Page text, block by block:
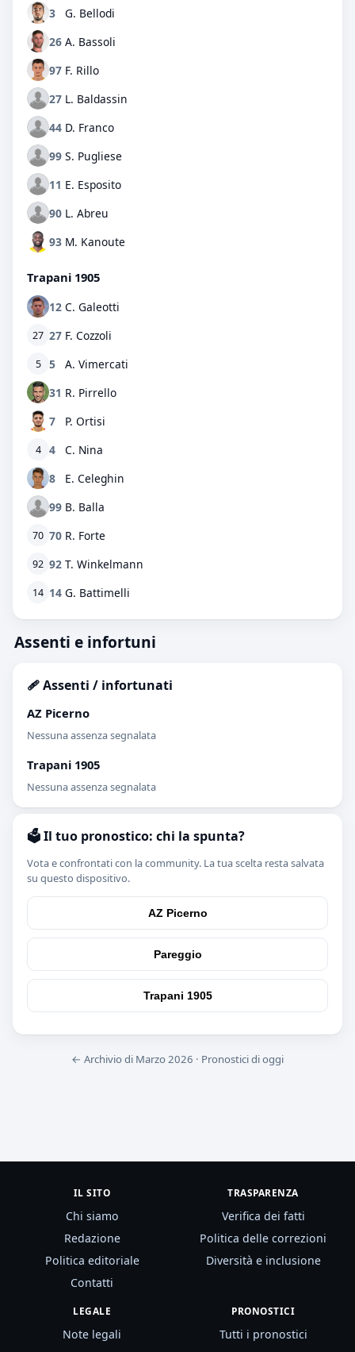
3
G. Bellodi
26 A. Bassoli
97 F. Rillo
27 L. Baldassin
44 D. Franco
99 S. Pugliese
11 E. Esposito
90 L. Abreu
93 M. Kanoute
Trapani 1905
12 C. Galeotti
27 27 F. Cozzoli
5 5
A. Vimercati
31 R. Pirrello
7
P. Ortisi
4 4
C. Nina
8
E. Celeghin
99 B. Balla
70 70 R. Forte
92 92 T. Winkelmann
14 14 G. Battimelli
Assenti e infortuni
🩹 Assenti / infortunati
AZ Picerno
Nessuna assenza segnalata
Trapani 1905
Nessuna assenza segnalata
🗳️ Il tuo pronostico: chi la spunta?
Vota e confrontati con la community. La tua scelta resta salvata
su questo dispositivo.
AZ Picerno
Pareggio
Trapani 1905
← Archivio di Marzo 2026 · Pronostici di oggi
IL SITO
Chi siamo
Redazione
Politica editoriale
Contatti
TRASPARENZA
Verifica dei fatti
Politica delle correzioni
Diversità e inclusione
LEGALE
Note legali
PRONOSTICI
Tutti i pronostici